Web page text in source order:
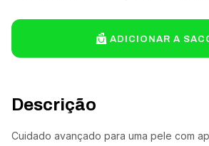
Descrição
Cuidado avançado para uma pele com
ADICIONAR A